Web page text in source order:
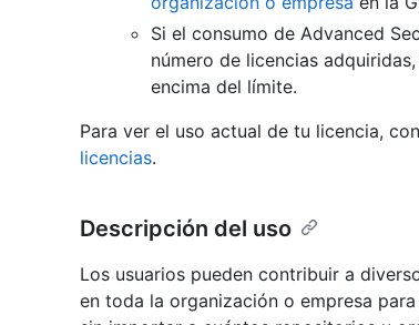
Si el consumo de Advanced
número de licencias
encima del límite.
Para ver el uso actual de tu licencia,
licencias.
Descripción del uso
Los usuarios pueden contribuir a
en toda la organización o empresa